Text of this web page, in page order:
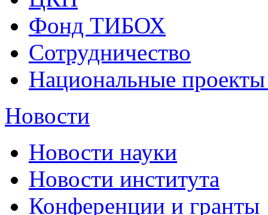
Фонд ТИБОХ
Сотрудничество
Национальные
Новости
Новости науки
Новости института
Конференции и гранты